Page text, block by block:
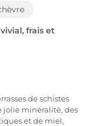
frais et
de schistes
jolie minéralité, des
et de miel,